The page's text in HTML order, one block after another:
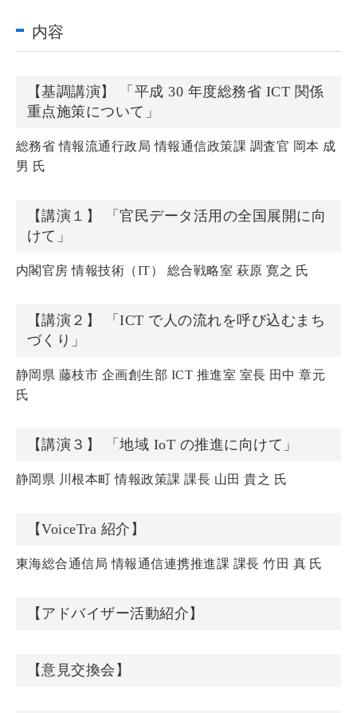
内容
【基調講演】 「平成 30 年度総務省 ICT 関係
重点施策について」
総務省 情報流通行政局 情報通信政策課 調査官 岡本 成
男 氏
【講演１】 「官民データ活用の全国展開に向
けて」
内閣官房 情報技術（IT） 総合戦略室 萩原 寛之 氏
【講演２】 「ICT で人の流れを呼び込むまち
づくり」
静岡県 藤枝市 企画創生部 ICT 推進室 室長 田中 章元
氏
【講演３】 「地域 IoT の推進に向けて」
静岡県 川根本町 情報政策課 課長 山田 貴之 氏
【VoiceTra 紹介】
東海総合通信局 情報通信連携推進課 課長 竹田 真 氏
【アドバイザー活動紹介】
【意見交換会】